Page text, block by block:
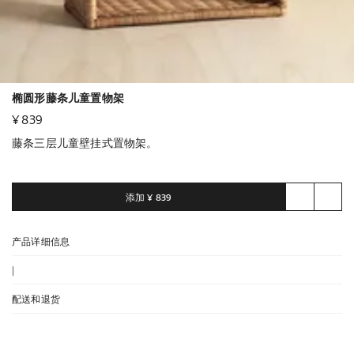
椭圆形藤条儿童置物架
¥ 839
藤条三层儿童壁挂式置物架。
添加¥ 839
产品详细信息
配送和退货